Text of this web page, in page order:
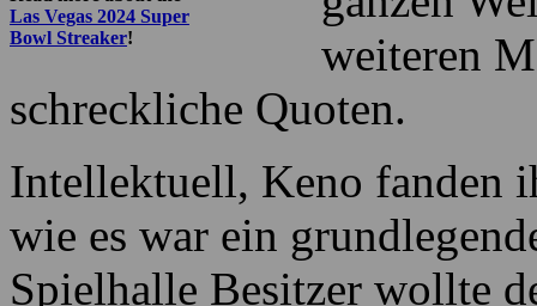
Bowl Streaker!
kleine
Salons,
weiteren
schreckliche Quoten.